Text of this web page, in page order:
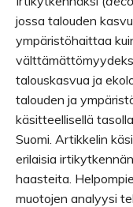
jossa talouden
ympäristöhaittaa
talouskasvua ja
talouden ja
käsitteellisellä
Suomi. Artikkelin
erilaisia
haasteita.
muotojen analyysi